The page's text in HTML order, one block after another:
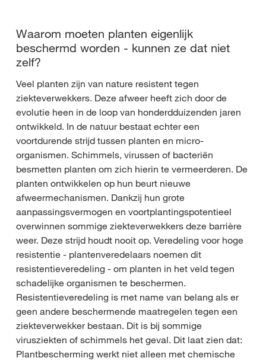
Waarom moeten planten eigenlijk
beschermd worden - kunnen ze dat niet
zelf?
Veel planten zijn van nature resistent tegen
ziekteverwekkers. Deze afweer heeft zich door de
evolutie heen in de loop van honderdduizenden jaren
ontwikkeld. In de natuur bestaat echter een
voortdurende strijd tussen planten en micro-
organismen. Schimmels, virussen of bacteriën
besmetten planten om zich hierin te vermeerderen. De
planten ontwikkelen op hun beurt nieuwe
afweermechanismen. Dankzij hun grote
aanpassingsvermogen en voortplantingspotentieel
overwinnen sommige ziekteverwekkers deze barrière
weer. Deze strijd houdt nooit op. Veredeling voor hoge
resistentie - plantenveredelaars noemen dit
resistentieveredeling - om planten in het veld tegen
schadelijke organismen te beschermen.
Resistentieveredeling is met name van belang als er
geen andere beschermende maatregelen tegen een
ziekteverwekker bestaan. Dit is bij sommige
virusziekten of schimmels het geval. Dit laat zien dat:
Plantbescherming werkt niet alleen met chemische